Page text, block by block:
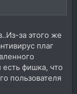
за этого же
плаг
фишка, что
пользователя